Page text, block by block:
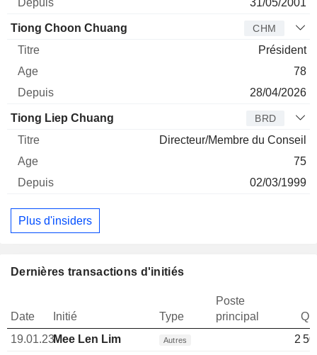
31/05/2001
Tiong Choon Chuang CHM
Président
78
28/04/2026
Tiong Liep Chuang BRD
Directeur/Membre du Conseil
75
02/03/1999
Plus d'insiders
Dernières transactions d'initiés
Date Initié Type
Poste
principal
19.01.23Mee Len Lim Autres
2